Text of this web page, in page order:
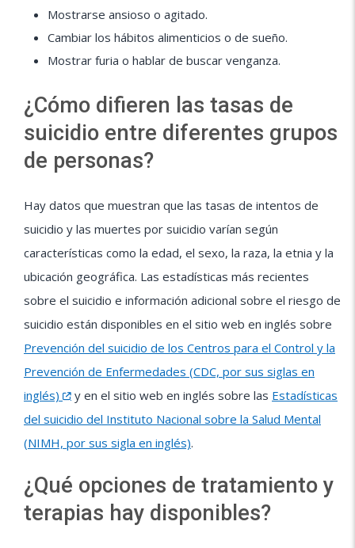
Mostrarse ansioso o agitado.
Cambiar los hábitos alimenticios o de sueño.
Mostrar furia o hablar de buscar venganza.
¿Cómo difieren las tasas de
suicidio entre diferentes grupos
de personas?
Hay datos que muestran que las tasas de intentos de
suicidio y las muertes por suicidio varían según
características como la edad, el sexo, la raza, la etnia y la
ubicación geográfica. Las estadísticas más recientes
sobre el suicidio e información adicional sobre el riesgo de
suicidio están disponibles en el sitio web en inglés sobre
Prevención del suicidio de los Centros para el Control y la
Prevención de Enfermedades (CDC, por sus siglas en
inglés)
y en el sitio web en inglés sobre las Estadísticas
del suicidio del Instituto Nacional sobre la Salud Mental
(NIMH, por sus sigla en inglés).
¿Qué opciones de tratamiento y
terapias hay disponibles?